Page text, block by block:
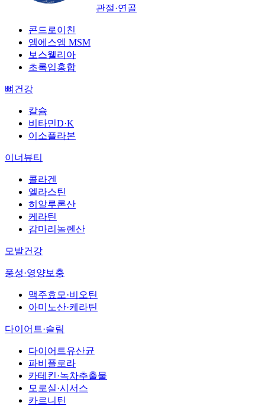
관절·연골
콘드로이친
엠에스엠 MSM
보스웰리아
초록입홍합
뼈건강
칼슘
비타민D·K
이소플라본
이너뷰티
콜라겐
엘라스틴
히알루론산
케라틴
감마리놀렌산
모발건강
풍성·영양보충
맥주효모·비오틴
아미노산·케라틴
다이어트·슬림
다이어트유산균
파비플로라
카테킨·녹차추출물
모로실·시서스
카르니틴